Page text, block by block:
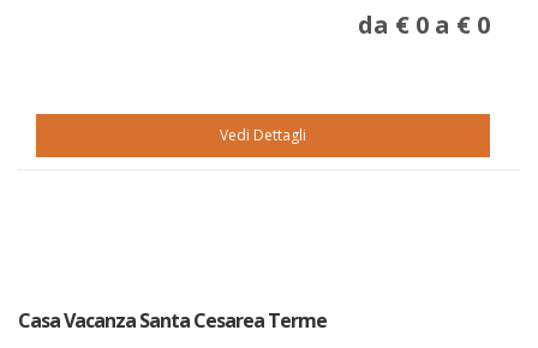
da € 0 a € 0
Vedi Dettagli
Casa Vacanza Santa Cesarea Terme